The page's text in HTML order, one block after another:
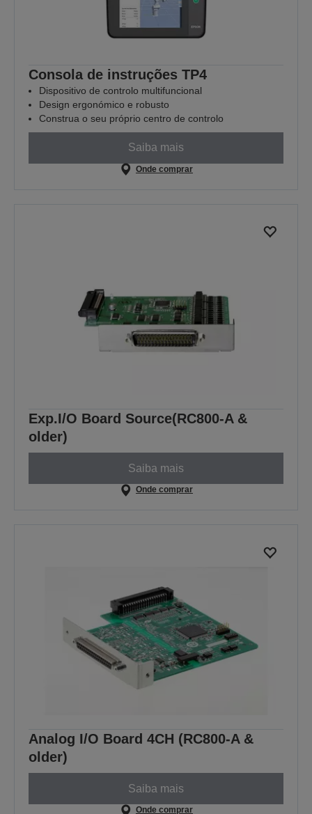
Consola de instruções TP4
Dispositivo de controlo multifuncional
Design ergonómico e robusto
Construa o seu próprio centro de controlo
Saiba mais
Onde comprar
Exp.I/O Board Source(RC800-A &
older)
Saiba mais
Onde comprar
Analog I/O Board 4CH (RC800-A &
older)
Saiba mais
Onde comprar